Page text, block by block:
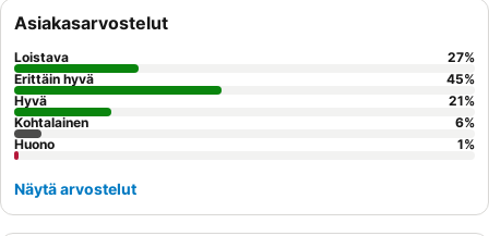
aamiaisbuffetia
huoneen varaamista ylemmästä kerroksesta, josta voi olla
paremmat näkymät ja rauhallisempi ympäristö.
Asiakasarvostelut
Loistava 27%
Erittäin hyvä
45%
Hyvä
21%
Kohtalainen
6%
Huono
1%
Näytä arvostelut